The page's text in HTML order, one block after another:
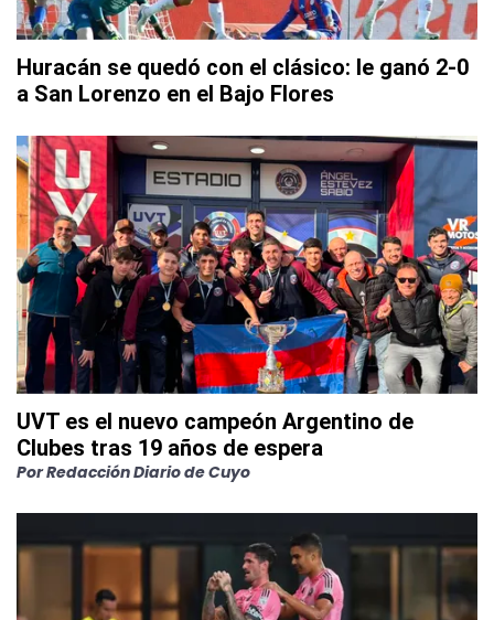
Huracán se quedó con el clásico: le ganó 2-0
a San Lorenzo en el Bajo Flores
UVT es el nuevo campeón Argentino de
Clubes tras 19 años de espera
PorRedacción Diario de Cuyo